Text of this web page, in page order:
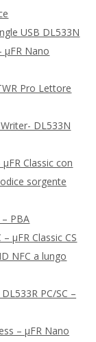
USB DL533N
μFR Nano
Pro Lettore
DL533N
Classic con
sorgente
PBA
μFR Classic CS
NFC a lungo
PC/SC –
– μFR Nano